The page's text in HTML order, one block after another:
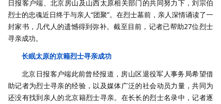
日报客户端、北京房山及山西太原相关部门的共同努力下，刘宗伯
烈士的忠魂近日终于与亲人“团聚”。在烈士墓前，亲人深情诵读了一
封家书，几代人的遗憾得到弥补。截至目前，记者已帮助27位烈士
寻亲成功。
长眠太原的京籍烈士寻亲成功
北京日报客户端此前曾经报道，房山区退役军人事务局希望借
助记者为烈士寻亲的经验，以及媒体广泛的社会动员力量，共同为
还没有找到亲人的北京籍烈士寻亲。在长长的烈士名录中，记者逐